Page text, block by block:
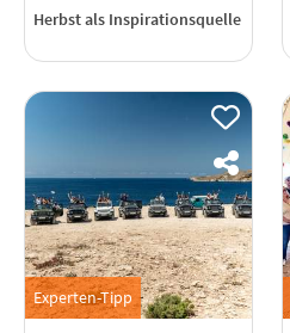
Herbst als Inspirationsquelle
Experten-Tipp